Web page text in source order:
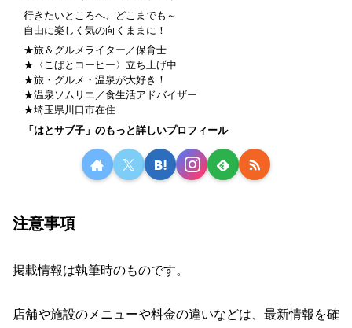
行きたいところへ、どこまでも～
自由に楽しく気の向くままに！
★旅＆グルメライター／保育士
★〈 こばとコーヒー 〉立ち上げ中
★旅・グルメ・温泉が大好き！
★温泉ソムリエ／食生活アドバイザー
★埼玉県川口市在住
「はとサブ子」のもっと詳しいプロフィール
注意事項
掲載情報は執筆時のものです。
店舗や施設のメニューや料金の違いなどは、最新情報を確